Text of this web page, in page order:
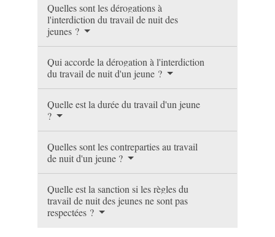
Quelles sont les dérogations à
l'interdiction du travail de nuit des
jeunes ?
Qui accorde la dérogation à l'interdiction
du travail de nuit d'un jeune ?
Quelle est la durée du travail d'un jeune
?
Quelles sont les contreparties au travail
de nuit d'un jeune ?
Quelle est la sanction si les règles du
travail de nuit des jeunes ne sont pas
respectées ?